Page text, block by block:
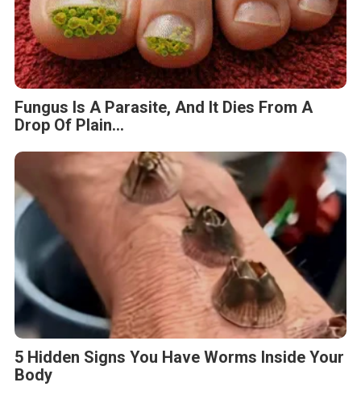
Fungus Is A Parasite, And It Dies From A
Drop Of Plain...
5 Hidden Signs You Have Worms Inside Your
Body